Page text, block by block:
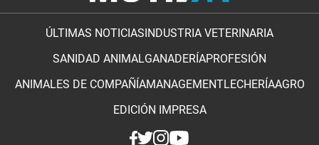
ÚLTIMAS NOTICIAS INDUSTRIA VETERINARIA
SANIDAD ANIMALGANADERÍAPROFESIÓN
ANIMALES DE COMPAÑÍAMANAGEMENTLECHERÍAAGRO
EDICIÓN IMPRESA